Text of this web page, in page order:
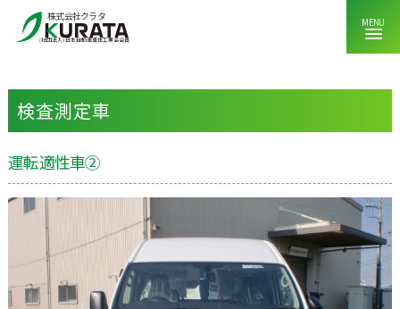
株式会社クラタ
(社団法人)日本自動車車体工業会会員
MENU
HOME > 製造車両紹介
検査測定車
運転適性車②